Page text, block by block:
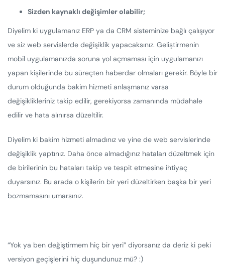
Sizden kaynaklı değişimler olabilir;
Diyelim ki uygulamanız ERP ya da CRM sisteminize bağlı çalışıyor
ve siz web servislerde değişiklik yapacaksınız. Geliştirmenin
mobil uygulamanızda soruna yol açmaması için uygulamanızı
yapan kişilerinde bu süreçten haberdar olmaları gerekir. Böyle bir
durum olduğunda bakim hizmeti anlaşmanız varsa
değişiklikleriniz takip edilir, gerekiyorsa zamanında müdahale
edilir ve hata alınırsa düzeltilir.
Diyelim ki bakim hizmeti almadınız ve yine de web servislerinde
değişiklik yaptınız. Daha önce almadığınız hataları düzeltmek için
de birilerinin bu hataları takip ve tespit etmesine ihtiyaç
duyarsınız. Bu arada o kişilerin bir yeri düzeltirken başka bir yeri
bozmamasını umarsınız.
“Yok ya ben değiştirmem hiç bir yeri” diyorsanız da deriz ki peki
versiyon geçişlerini hiç duşundunuz mü? :)